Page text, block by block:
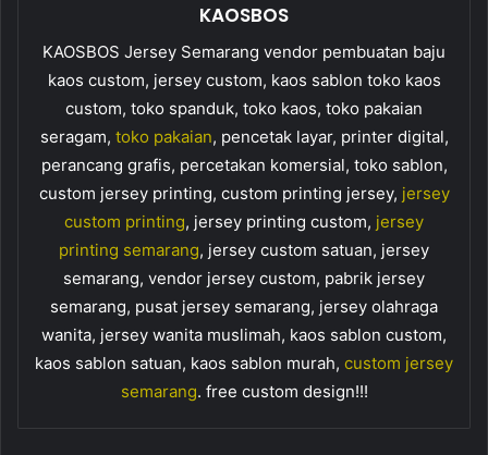
KAOSBOS
KAOSBOS Jersey Semarang vendor pembuatan baju
kaos custom, jersey custom, kaos sablon toko kaos
custom, toko spanduk, toko kaos, toko pakaian
seragam, toko pakaian, pencetak layar, printer digital,
perancang grafis, percetakan komersial, toko sablon,
custom jersey printing, custom printing jersey, jersey
custom printing, jersey printing custom, jersey
printing semarang, jersey custom satuan, jersey
semarang, vendor jersey custom, pabrik jersey
semarang, pusat jersey semarang, jersey olahraga
wanita, jersey wanita muslimah, kaos sablon custom,
kaos sablon satuan, kaos sablon murah, custom jersey
semarang. free custom design!!!